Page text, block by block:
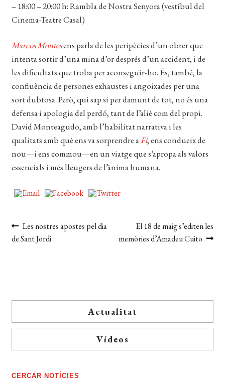
– 18:00 – 20:00 h: Rambla de Nostra Senyora (vestíbul del
Cinema-Teatre Casal)
Marcos Montesens parla de les peripècies d’un obrer que
intenta sortir d’una mina d’or després d’un accident, i de
les dificultats que troba per aconseguir-ho. És, també, la
confluència de persones exhaustes i angoixades per una
sort dubtosa. Però, qui sap si per damunt de tot, no és una
defensa i apologia del perdó, tant de l’aliè com del propi.
David Monteagudo, amb l’habilitat narrativa i les
qualitats amb què ens va sorprendre aFi, ens condueix de
nou—i ens commou—en un viatge que s’apropa als valors
essencials i més lleugers de l’ànima humana.
Navegació
d'entrades
Entrada
anterior:
Les nostres apostes pel dia
de Sant Jordi
Pròxima
entrada:
El 18 de maig s’editen les
memòries d’Amadeu Cuito
Actualitat
Vídeos
CERCAR NOTÍCIES